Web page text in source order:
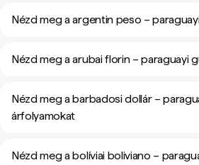
Nézd meg a argentin peso –
Nézd meg a arubai florin – paraguayi
Nézd meg a barbadosi dollár –
árfolyamokat
Nézd meg a bolíviai boliviano –